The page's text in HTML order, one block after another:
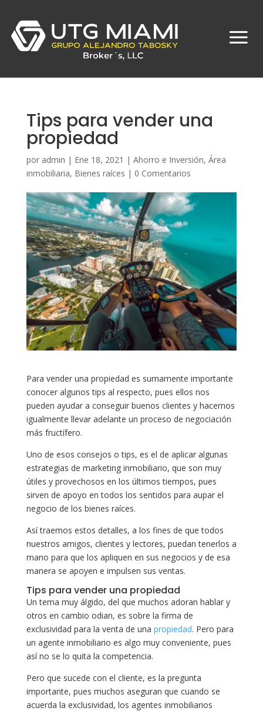
Tips para vender una
propiedad
por admin | Ene 18, 2021 | Ahorro e Inversión, Área
inmobiliaria, Bienes raíces | 0 Comentarios
Para vender una propiedad es sumamente importante
conocer algunos tips al respecto, pues ellos nos
pueden ayudar a conseguir buenos clientes y hacernos
igualmente llevar adelante un proceso de negociación
más fructífero.
Uno de esos consejos o tips, es el de aplicar algunas
estrategias de marketing inmobiliario, que son muy
útiles y provechosos en los últimos tiempos, pues
sirven de apoyo en todos los sentidos para aupar el
negocio de los bienes raíces.
Así traemos estos detalles, a los fines de que todos
nuestros amigos, clientes y lectores, puedan tenerlos a
mano para que los apliquen en sus negocios y de esa
manera se apoyen e impulsen sus ventas.
Tips para vender una propiedad
Un tema muy álgido, del que muchos adoran hablar y
otros en cambio odian, es sobre la firma de
exclusividad para la venta de una propiedad. Pero para
un agente inmobiliario es algo muy conveniente, pues
así no se lo quita la competencia.
Pero que sucede con el cliente, es la pregunta
importante, pues muchos aseguran que cuando se
acuerda la exclusividad, los agentes inmobiliarios